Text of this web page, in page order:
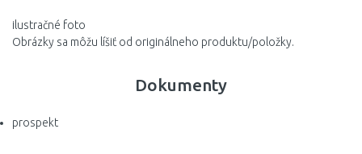
ilustračné foto
Obrázky sa môžu líšiť od originálneho produktu/položky.
Dokumenty
prospekt